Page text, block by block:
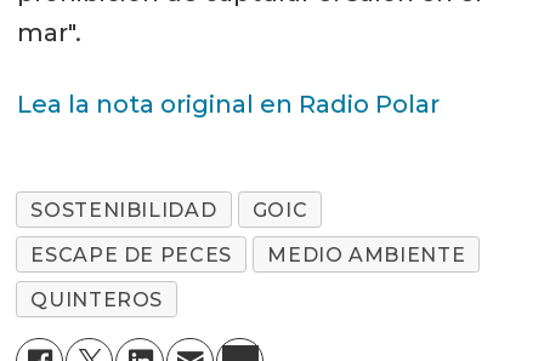
mar".
Lea la nota original en Radio Polar
SOSTENIBILIDAD
GOIC
ESCAPE DE PECES
MEDIO AMBIENTE
QUINTEROS